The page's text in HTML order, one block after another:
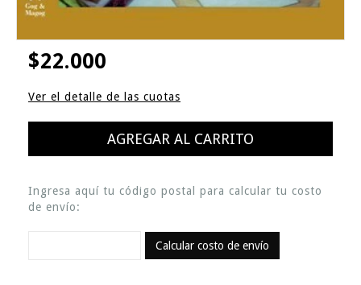
$22.000
Ver el detalle de las cuotas
Ingresa aquí tu código postal para calcular tu costo
de envío:
Calcular costo de envío